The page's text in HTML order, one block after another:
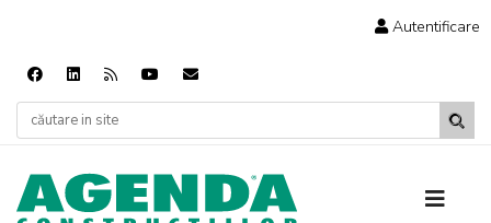
Autentificare